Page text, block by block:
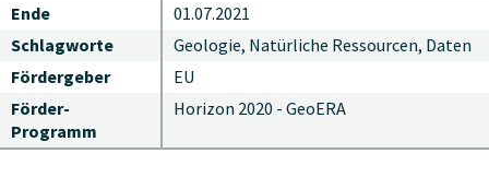
Ende
01.07.2021
Schlagworte
Geologie, Natürliche Ressourcen, Daten
Fördergeber
EU
Förder-
Programm
Horizon 2020 - GeoERA